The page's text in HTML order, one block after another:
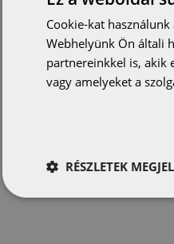
Cookie-kat
Webhelyünk Ön általi
partnereinkkel is, akik
vagy amelyeket a
RÉSZLETEK